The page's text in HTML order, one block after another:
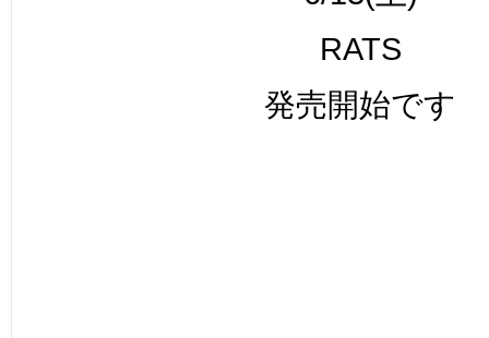
RATS
発売開始です